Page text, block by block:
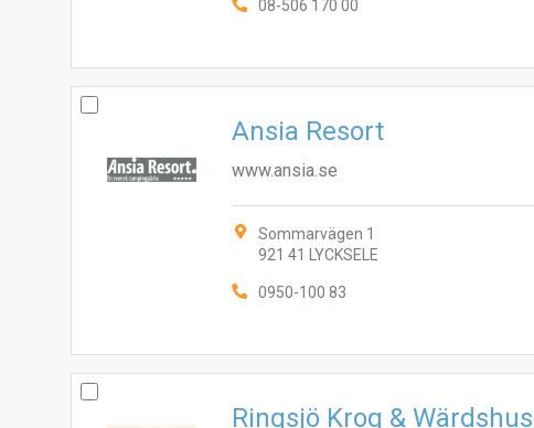
08-506 170 00
Ansia Resort
www.ansia.se
Sommarvägen 1
921 41 LYCKSELE
0950-100 83
Ringsjö Krog & Wärdshus